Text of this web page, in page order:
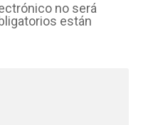
no será
están